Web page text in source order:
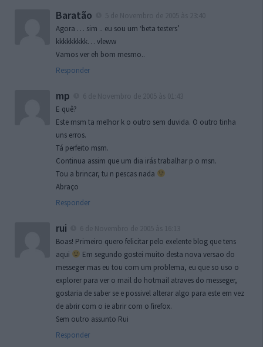
Baratão
Agora … sim .. eu sou um ‘beta testers’
kkkkkkkkk… vleww
Vamos ver eh bom mesmo..
Responder
mp
E quê?
Este msm ta melhor k o outro sem duvida. O outro tinha
uns erros.
Tá perfeito msm.
Continua assim que um dia irás trabalhar p o msn.
Tou a brincar, tu n pescas nada
Abraço
Responder
rui
Boas! Primeiro quero felicitar pelo exelente blog que tens
aqui
Em segundo gostei muito desta nova versao do
messeger mas eu tou com um problema, eu que so uso o
explorer para ver o mail do hotmail atraves do messeger,
gostaria de saber se e possivel alterar algo para este em vez
de abrir com o ie abrir com o firefox.
Sem outro assunto Rui
Responder